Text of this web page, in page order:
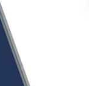
ГАЗ